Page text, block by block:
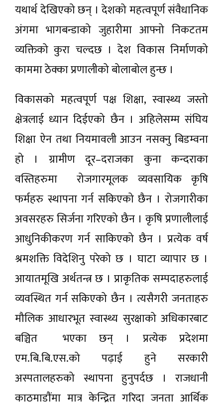
यथार्थ देखिएको छन् । देशको महत्वपूर्ण संवैधानिक
अंगमा भागबन्डाको जुहारीमा आफ्नो निकटतम
व्यक्तिको कुरा चल्दछ । देश विकास निर्माणको
काममा ठेक्का प्रणालीको बोलाबोल हुन्छ ।
विकासको महत्वपूर्ण पक्ष शिक्षा, स्वास्थ्य जस्तो
क्षेत्रलाई ध्यान दिईएको छैन । अहिलेसम्म संघिय
शिक्षा ऐन तथा नियमावली आउन नसक्नु बिडम्वना
हो । ग्रामीण दूर–दराजका कुना कन्दराका
वस्तिहरुमा रोजगारमूलक व्यवसायिक कृषि
फर्महरु स्थापना गर्न सकिएको छैन । रोजगारीका
अवसरहरु सिर्जना गरिएको छैन । कृषि प्रणालीलाई
आधुनिकीकरण गर्न साकिएको छैन । प्रत्येक वर्ष
श्रमशक्ति विदेशिनु परेको छ । घाटा व्यापार छ ।
आयातमूखि अर्थतन्त्र छ । प्राकृतिक सम्पदाहरुलाई
व्यवस्थित गर्न सकिएको छैन । त्यसैगरी जनताहरु
मौलिक आधारभूत स्वास्थ्य सुरक्षाको अधिकारबाट
बञ्चित भएका छन् । प्रत्येक प्रदेशमा
एम.बि.बि.एस.को पढ़ाई हुने सरकारी
अस्पतालहरुको स्थापना हुनुपर्दछ । राजधानी
काठमाडाैंमा मात्र केन्द्रित गरिदा जनता आर्थिक